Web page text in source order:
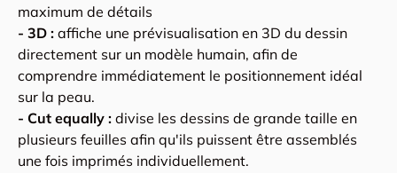
maximum de détails
- 3D : affiche une prévisualisation en 3D du dessin
directement sur un modèle humain, afin de
comprendre immédiatement le positionnement idéal
sur la peau.
- Cut equally : divise les dessins de grande taille en
plusieurs feuilles afin qu'ils puissent être assemblés
une fois imprimés individuellement.